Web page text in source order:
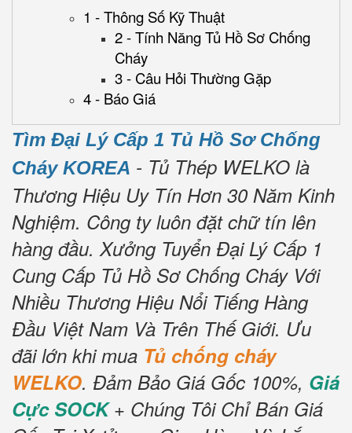
1 - Thông Số Kỹ Thuật
2 - Tính Năng Tủ Hồ Sơ Chống
Cháy
3 - Câu Hỏi Thường Gặp
4 - Báo Giá
Tìm Đại Lý Cấp 1 Tủ Hồ Sơ Chống
Cháy KOREA - Tủ Thép WELKO là
Thương Hiệu Uy Tín Hơn 30 Năm Kinh
Nghiệm. Công ty luôn đặt chữ tín lên
hàng đầu. Xưởng Tuyển Đại Lý Cấp 1
Cung Cấp Tủ Hồ Sơ Chống Cháy Với
Nhiều Thương Hiệu Nổi Tiếng Hàng
Đầu Việt Nam Và Trên Thế Giới. Ưu
đãi lớn khi mua Tủ chống cháy
WELKO. Đảm Bảo Giá Gốc 100%, Giá
Cực SOCK+ Chúng Tôi Chỉ Bán Giá